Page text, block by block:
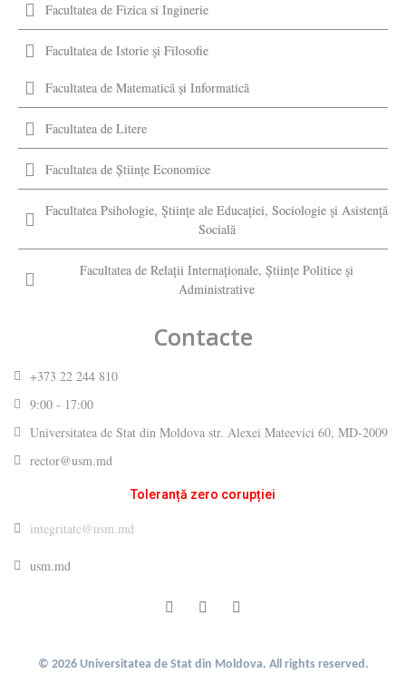
Facultatea de Fizica si Inginerie
Facultatea de Istorie şi Filosofie
Facultatea de Matematică şi Informatică
Facultatea de Litere
Facultatea de Științe Economice
Facultatea Psihologie, Ştiinţe ale Educaţiei, Sociologie și Asistență
Socială
Facultatea de Relaţii Internaţionale, Ştiinţe Politice şi
Administrative
Contacte
+373 22 244 810
9:00 - 17:00
Universitatea de Stat din Moldova str. Alexei Mateevici 60, MD-2009
rector@usm.md
Toleranță zero corupției
integritate@usm.md
usm.md
© 2026 Universitatea de Stat din Moldova. All rights reserved.